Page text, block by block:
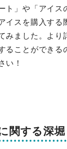
ト」や「アイス
イスを購入する
みました。より
ることができる
い！
関する深